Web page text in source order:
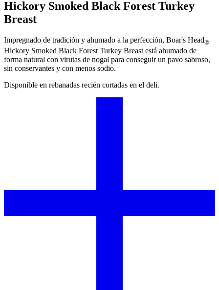
Hickory Smoked Black Forest Turkey
Breast
Impregnado de tradición y ahumado a la perfección, Boar's Head®
Hickory Smoked Black Forest Turkey Breast está ahumado de
forma natural con virutas de nogal para conseguir un pavo sabroso,
sin conservantes y con menos sodio.
Disponible en rebanadas recién cortadas en el deli.